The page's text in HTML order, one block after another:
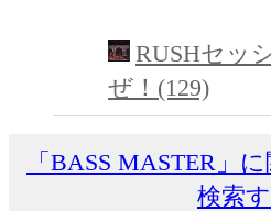
RUSHセッ
ぜ！(129)
「BASS MASTER」
検索